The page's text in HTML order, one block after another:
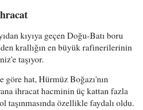
kıyıya geçen Doğu-Batı boru
krallığın en büyük rafinerilerinin
taşıyor.
hat, Hürmüz Boğazı'nın
ihracat hacminin üç kattan fazla
taşınmasında özellikle faydalı oldu.